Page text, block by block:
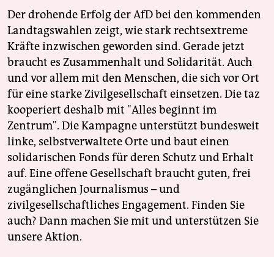
Der drohende Erfolg der AfD bei den kommenden
Landtagswahlen zeigt, wie stark rechtsextreme
Kräfte inzwischen geworden sind. Gerade jetzt
braucht es Zusammenhalt und Solidarität. Auch
und vor allem mit den Menschen, die sich vor Ort
für eine starke Zivilgesellschaft einsetzen. Die taz
kooperiert deshalb mit "Alles beginnt im
Zentrum". Die Kampagne unterstützt bundesweit
linke, selbstverwaltete Orte und baut einen
solidarischen Fonds für deren Schutz und Erhalt
auf. Eine offene Gesellschaft braucht guten, frei
zugänglichen Journalismus – und
zivilgesellschaftliches Engagement. Finden Sie
auch? Dann machen Sie mit und unterstützen Sie
unsere Aktion.